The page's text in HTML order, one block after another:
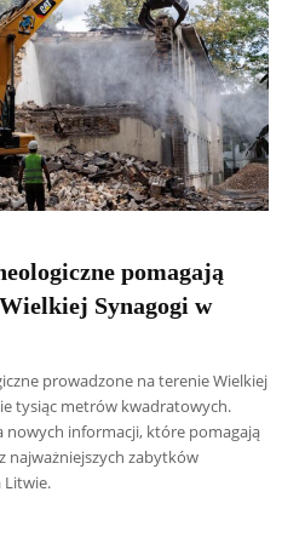
pomagają
Synagogi w
prowadzone na terenie Wielkiej
tysiąc metrów kwadratowych.
nowych informacji, które pomagają
najważniejszych zabytków
Litwie.
Borowik
Antoni Radczenko
Artur Płokszto
Grzegorz Górny
Wąsowicz SDB